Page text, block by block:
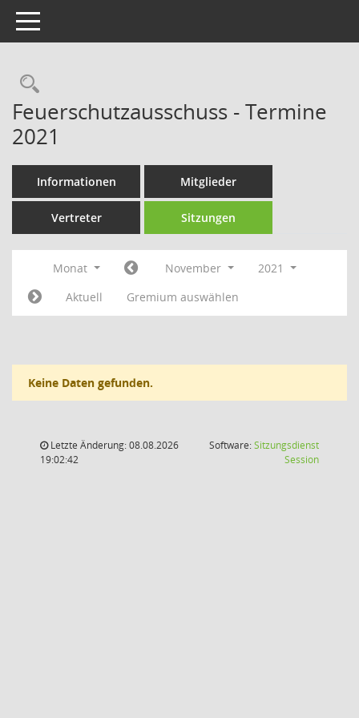
Toggle navigation
Rechercheauswahl
Feuerschutzausschuss - Termine
2021
Informationen Mitglieder
Vertreter Sitzungen
Monat November
2021
Aktuell
Gremium auswählen
Keine Daten gefunden.
Letzte Änderung: 08.08.2026
19:02:42
Software:Sitzungsdienst
Session(Wird in